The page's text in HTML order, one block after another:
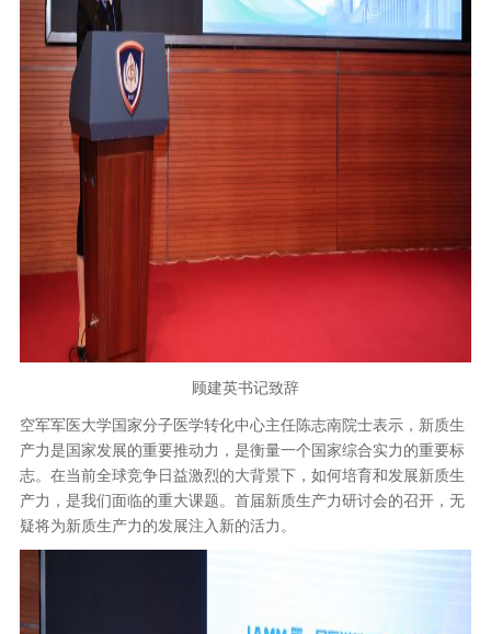
顾建英书记致辞
空军军医大学国家分子医学转化中心主任陈志南院士表示，新质生
产力是国家发展的重要推动力，是衡量一个国家综合实力的重要标
志。在当前全球竞争日益激烈的大背景下，如何培育和发展新质生
产力，是我们面临的重大课题。首届新质生产力研讨会的召开，无
疑将为新质生产力的发展注入新的活力。